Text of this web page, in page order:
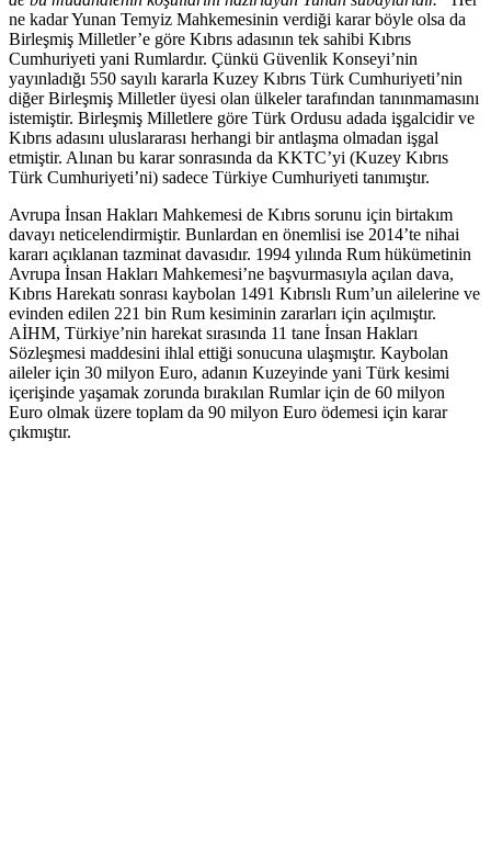
ne kadar Yunan Temyiz Mahkemesinin verdiği karar böyle olsa da
Birleşmiş Milletler’e göre Kıbrıs adasının tek sahibi Kıbrıs
Cumhuriyeti yani Rumlardır. Çünkü Güvenlik Konseyi’nin
yayınladığı 550 sayılı kararla Kuzey Kıbrıs Türk Cumhuriyeti’nin
diğer Birleşmiş Milletler üyesi olan ülkeler tarafından tanınmamasını
istemiştir. Birleşmiş Milletlere göre Türk Ordusu adada işgalcidir ve
Kıbrıs adasını uluslararası herhangi bir antlaşma olmadan işgal
etmiştir. Alınan bu karar sonrasında da KKTC’yi (Kuzey Kıbrıs
Türk Cumhuriyeti’ni) sadece Türkiye Cumhuriyeti tanımıştır.
Avrupa İnsan Hakları Mahkemesi de Kıbrıs sorunu için birtakım
davayı neticelendirmiştir. Bunlardan en önemlisi ise 2014’te nihai
kararı açıklanan tazminat davasıdır. 1994 yılında Rum hükümetinin
Avrupa İnsan Hakları Mahkemesi’ne başvurmasıyla açılan dava,
Kıbrıs Harekatı sonrası kaybolan 1491 Kıbrıslı Rum’un ailelerine ve
evinden edilen 221 bin Rum kesiminin zararları için açılmıştır.
AİHM, Türkiye’nin harekat sırasında 11 tane İnsan Hakları
Sözleşmesi maddesini ihlal ettiği sonucuna ulaşmıştır. Kaybolan
aileler için 30 milyon Euro, adanın Kuzeyinde yani Türk kesimi
içerişinde yaşamak zorunda bırakılan Rumlar için de 60 milyon
Euro olmak üzere toplam da 90 milyon Euro ödemesi için karar
çıkmıştır.